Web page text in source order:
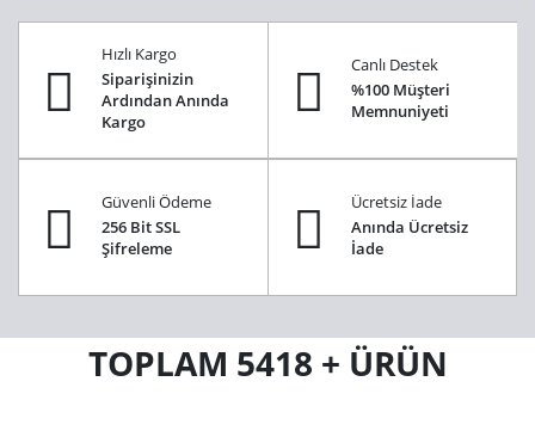
Hızlı Kargo
Siparişinizin
Ardından Anında
Kargo
Canlı Destek
%100 Müşteri
Memnuniyeti
Güvenli Ödeme
256 Bit SSL
Şifreleme
Ücretsiz İade
Anında Ücretsiz
İade
TOPLAM 5418 + ÜRÜN